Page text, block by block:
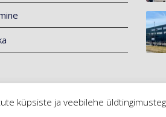
küpsiste ja veebilehe